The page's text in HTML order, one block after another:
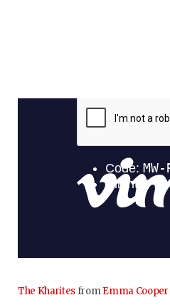
The Kharites fromEmma Cooper